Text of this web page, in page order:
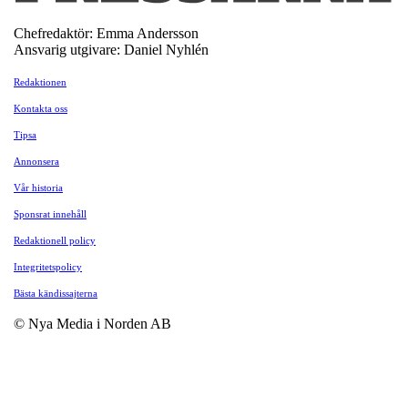
Chefredaktör: Emma Andersson
Ansvarig utgivare: Daniel Nyhlén
Redaktionen
Kontakta oss
Tipsa
Annonsera
Vår historia
Sponsrat innehåll
Redaktionell policy
Integritetspolicy
Bästa kändissajterna
© Nya Media i Norden AB